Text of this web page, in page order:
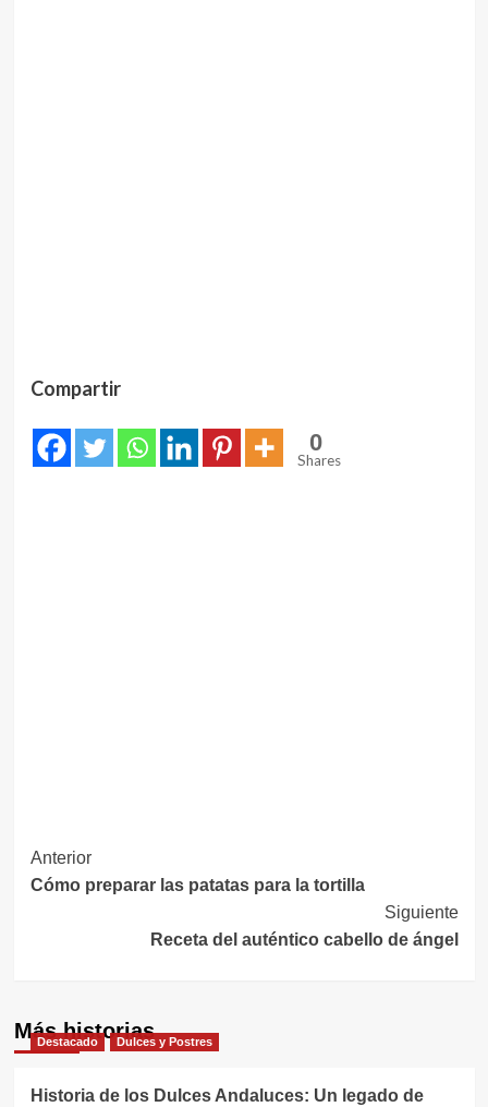
Compartir
0
Shares
Navegación
de
entradas
Anterior
Cómo preparar las patatas para la tortilla
Siguiente
Receta del auténtico cabello de ángel
Más historias
Destacado Dulces y Postres
Historia de los Dulces Andaluces: Un legado de